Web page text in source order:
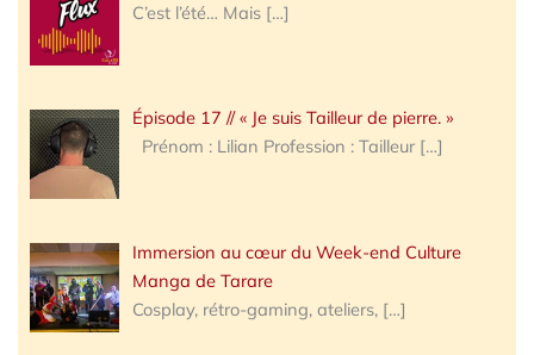
C’est l’été… Mais […]
Épisode 17 // « Je suis Tailleur de pierre. »
Prénom : Lilian Profession : Tailleur […]
Immersion au cœur du Week-end Culture
Manga de Tarare
Cosplay, rétro-gaming, ateliers, […]